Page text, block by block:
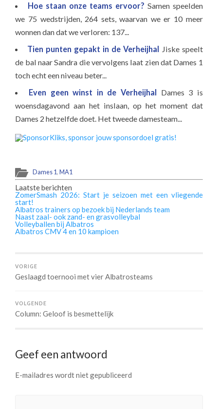
Hoe staan onze teams ervoor? Samen speelden
we 75 wedstrijden, 264 sets, waarvan we er 10 meer
wonnen dan dat we verloren: 137...
Tien punten gepakt in de Verheijhal Jiske speelt
de bal naar Sandra die vervolgens laat zien dat Dames 1
toch echt een niveau beter...
Even geen winst in de Verheijhal Dames 3 is
woensdagavond aan het inslaan, op het moment dat
Dames 2 hetzelfde doet. Het tweede damesteam...
Dames 1,MA1
Laatste berichten
ZomerSmash 2026: Start je seizoen met een vliegende
start!
Albatros trainers op bezoek bij Nederlands team
Naast zaal- ook zand- en grasvolleybal
Volleyballen bij Albatros
Albatros CMV 4 en 10 kampioen
VORIGE
Geslaagd toernooi met vier Albatrosteams
VOLGENDE
Column: Geloof is besmettelijk
Geef een antwoord
E-mailadres wordt niet gepubliceerd